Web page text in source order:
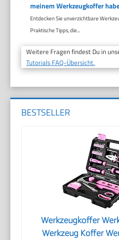
meinem Werkzeugkoffer
Entdecken Sie unverzichtbare
Praktische Tipps, die...
Weitere Fragen findest Du in
Tutorials FAQ-Übersicht.
BESTSELLER
Werkzeugkoffer
Werkzeug Koffer